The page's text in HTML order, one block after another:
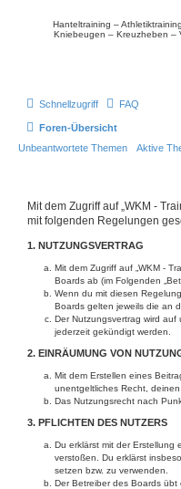
Hanteltraining –
Kniebeugen – Kreuzheben –
Schnellzugriff FAQ
Foren-Übersicht
Unbeantwortete Themen
Aktive
Mit dem Zugriff auf „WKM -
mit folgenden Regelungen
1. NUTZUNGSVERTRAG
Mit dem Zugriff auf „WKM -
Boards ab (im Folgenden
Wenn du mit diesen
Boards gelten jeweils die an
Der Nutzungsvertrag wird
jederzeit gekündigt werden.
2. EINRÄUMUNG VON
Mit dem Erstellen eines
unentgeltliches Recht,
Das Nutzungsrecht nach
3. PFLICHTEN DES NUTZERS
Du erklärst mit der
verstoßen. Du erklärst
setzen bzw. zu verwenden.
Der Betreiber des Boards